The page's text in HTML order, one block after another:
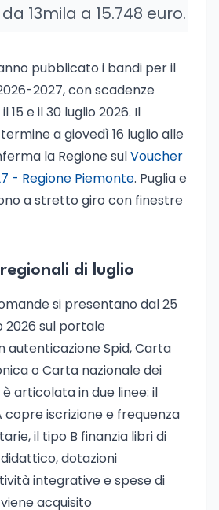
13mila a 15.748 euro.
pubblicato i bandi per il
2027, con scadenze
e il 30 luglio 2026. Il
a giovedì 16 luglio alle
la Regione sulVoucher
- Regione Piemonte. Puglia e
a stretto giro con finestre
di luglio
si presentano dal 25
2026 sul portale
autenticazione Spid, Carta
o Carta nazionale dei
è articolata in due linee: il
copre iscrizione e frequenza
il tipo B finanzia libri di
dotazioni
integrative e spese di
acquisito